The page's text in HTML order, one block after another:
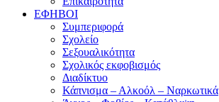
ΕΦΗΒΟΙ
Συμπεριφορά
Σχολείο
Σεξουαλικότητα
Σχολικός εκφοβισμός
Διαδίκτυο
Κάπνισμα – Αλκοόλ – Ναρκωτικά